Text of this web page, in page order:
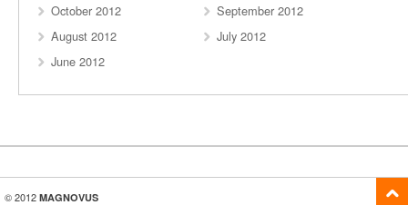
October 2012
September 2012
August 2012
July 2012
June 2012
© 2012 MAGNOVUS